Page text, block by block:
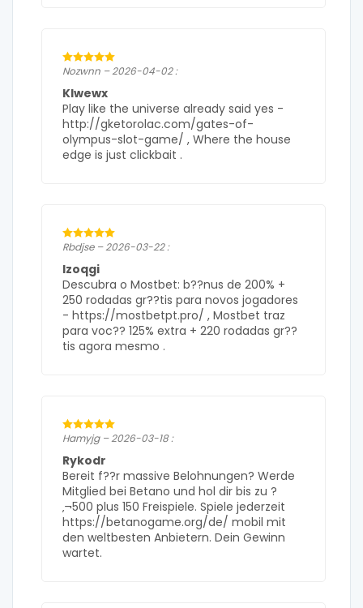
Nozwnn – 2026-04-02 :
Klwewx
Play like the universe already said yes -
http://gketorolac.com/gates-of-
olympus-slot-game/ , Where the house
edge is just clickbait .
Rbdjse – 2026-03-22 :
Izoqgi
Descubra o Mostbet: b??nus de 200% +
250 rodadas gr??tis para novos jogadores
- https://mostbetpt.pro/ , Mostbet traz
para voc?? 125% extra + 220 rodadas gr??
tis agora mesmo .
Hamyjg – 2026-03-18 :
Rykodr
Bereit f??r massive Belohnungen? Werde
Mitglied bei Betano und hol dir bis zu ?
‚¬500 plus 150 Freispiele. Spiele jederzeit
https://betanogame.org/de/ mobil mit
den weltbesten Anbietern. Dein Gewinn
wartet.